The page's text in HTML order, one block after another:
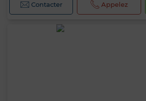
Contacter Appelez